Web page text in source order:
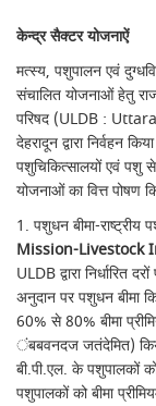
केन्द्र सैक्टर योजनाऐं
मत्स्य, पशुपालन एवं
संचालित योजनाओं हेतु
परिषद (ULDB :
देहरादून द्वारा निर्वहन
पशुचिकित्सालयों एवं पशु
योजनाओं का वित्त पोषण
1. पशुधन बीमा-राष्ट्रीय
Mission-Livestock
ULDB द्वारा
अनुदान पर पशुधन बीमा
60% से 80% बीमा
ंबबवनदज जतंदेमित)
बी.पी.एल. के पशुपालकों
पशुपालकों को बीमा